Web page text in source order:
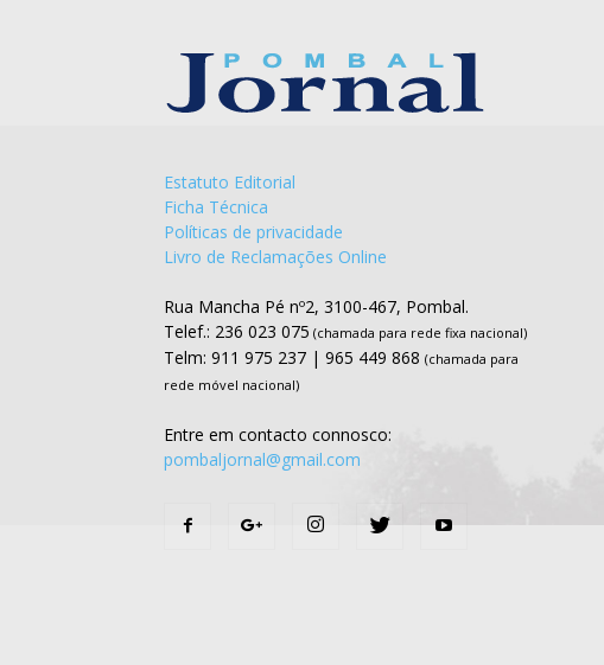
Estatuto Editorial
Ficha Técnica
Políticas de privacidade
Livro de Reclamações Online
Rua Mancha Pé nº2, 3100-467, Pombal.
Telef.: 236 023 075 (chamada para rede fixa nacional)
Telm: 911 975 237 | 965 449 868 (chamada para
rede móvel nacional)
Entre em contacto connosco:
pombaljornal@gmail.com